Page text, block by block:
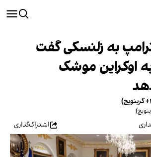
به زلنسکی گفت
اوکراین موشک‌
اشتراک‌گذاری